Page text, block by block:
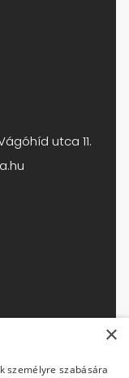
utca 11.
×
személyre szabására